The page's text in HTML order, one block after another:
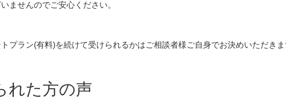
ませんのでご安心ください。
プラン(有料)を続けて受けられるかはご相談者様ご自身でお決めいただき
れた方の声